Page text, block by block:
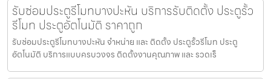
รับซ่อมประตูรีโมทบางปะหัน บริการรับติดตั้ง ประตูรั้ว
รีโมท ประตูอัตโนมัติ ราคาถูก
รับซ่อมประตูรีโมทบางปะหัน จำหน่าย และ ติดตั้ง ประตูรั้วรีโมท ประตู
อัตโนมัติ บริการแบบครบวงจร ติดตั้งงานคุณภาพ และ รวดเร็